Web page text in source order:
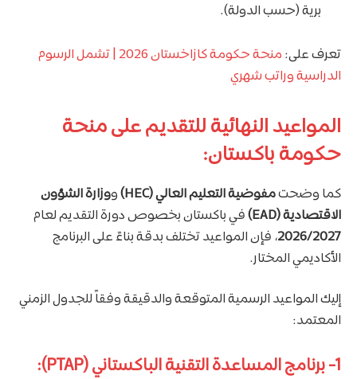
برية (حسب الدولة).
تعرف على:
منحة حكومة كازاخستان 2026 | تشمل الرسوم
الدراسية وراتب شهري
المواعيد النهائية للتقديم على منحة
حكومة باكستان:
كما وضحتمفوضية التعليم العالي (HEC) ووزارة الشؤون
الاقتصادية (EAD)
في باكستان بخصوص دورة التقديم لعام
2026/2027، فإن المواعيد تختلف بدقة بناءً على البرنامج
الأكاديمي المختار.
إليك المواعيد الرسمية المتوقعة والدقيقة وفقاً للجدول الزمني
المعتمد:
1- برنامج المساعدة التقنية الباكستاني (PTAP):